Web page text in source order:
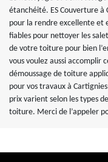
étanchéité. ES Couverture à
pour la rendre excellente et
fiables pour nettoyer les
de votre toiture pour bien
vous voulez aussi accomplir
démoussage de toiture
pour vos travaux à
prix varient selon les types
toiture. Merci de l’appeler